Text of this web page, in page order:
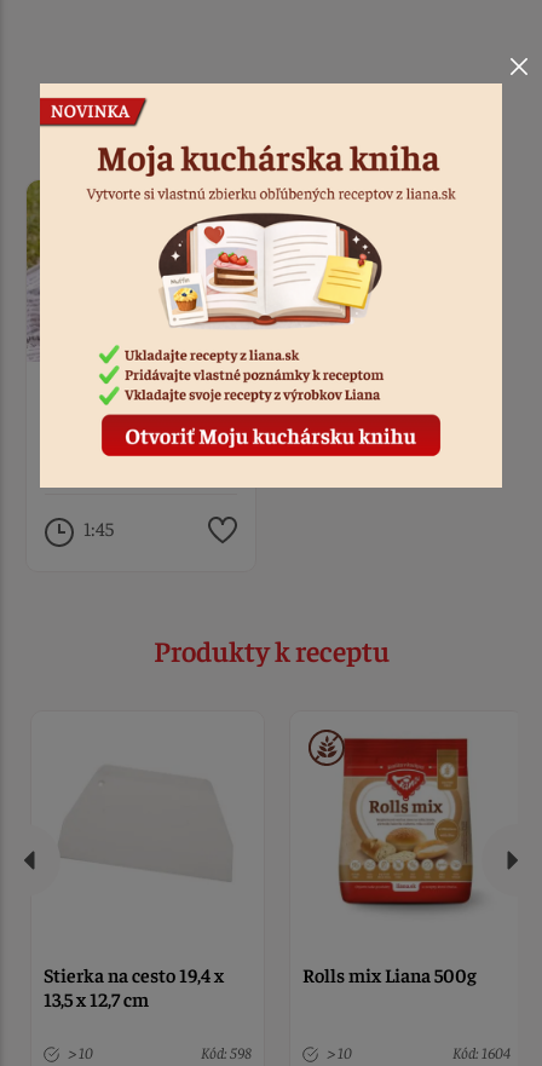
Janka
Bezlepkový hamburger
1:45
Produkty k receptu
Stierka na cesto 19,4 x
13,5 x 12,7 cm
> 10 Kód: 598
Rolls mix Liana 500g
> 10 Kód: 1604